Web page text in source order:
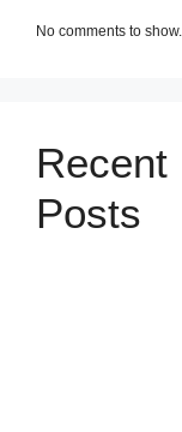
No comments to show.
Recent
Posts